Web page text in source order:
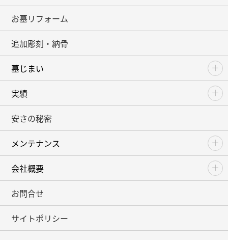
お墓リフォーム
追加彫刻・納骨
墓じまい
実績
安さの秘密
メンテナンス
会社概要
お問合せ
サイトポリシー